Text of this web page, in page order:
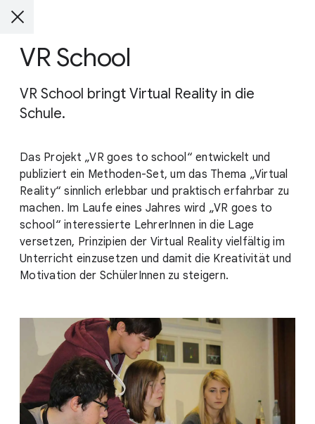
VR School
VR School bringt Virtual Reality in die
Schule.
Das Projekt „VR goes to school“ entwickelt und
publiziert ein Methoden-Set, um das Thema „Virtual
Reality“ sinnlich erlebbar und praktisch erfahrbar zu
machen. Im Laufe eines Jahres wird „VR goes to
school“ interessierte LehrerInnen in die Lage
versetzen, Prinzipien der Virtual Reality vielfältig im
Unterricht einzusetzen und damit die Kreativität und
Motivation der SchülerInnen zu steigern.